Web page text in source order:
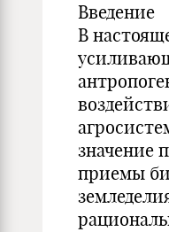
Введение
В
значение
приемы